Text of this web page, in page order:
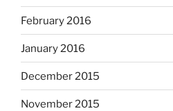
February 2016
January 2016
December 2015
November 2015